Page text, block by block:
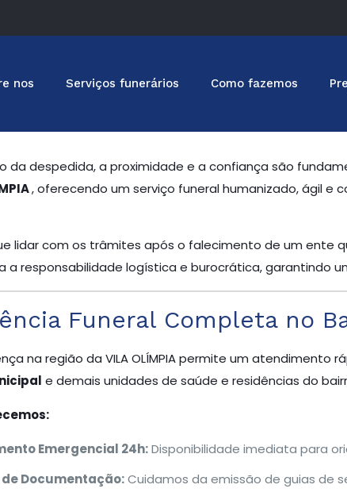
nos Serviços funerários Como fazemos
da despedida, a proximidade e a confiança são
, oferecendo um serviço funeral humanizado, ágil e
lidar com os trâmites após o falecimento de um ente
a responsabilidade logística e burocrática, garantindo
Funeral Completa no
na região da VILA OLÍMPIA permite um atendimento
e demais unidades de saúde e residências do
Emergencial 24h:Disponibilidade imediata para
Documentação:Cuidamos da emissão de guias de